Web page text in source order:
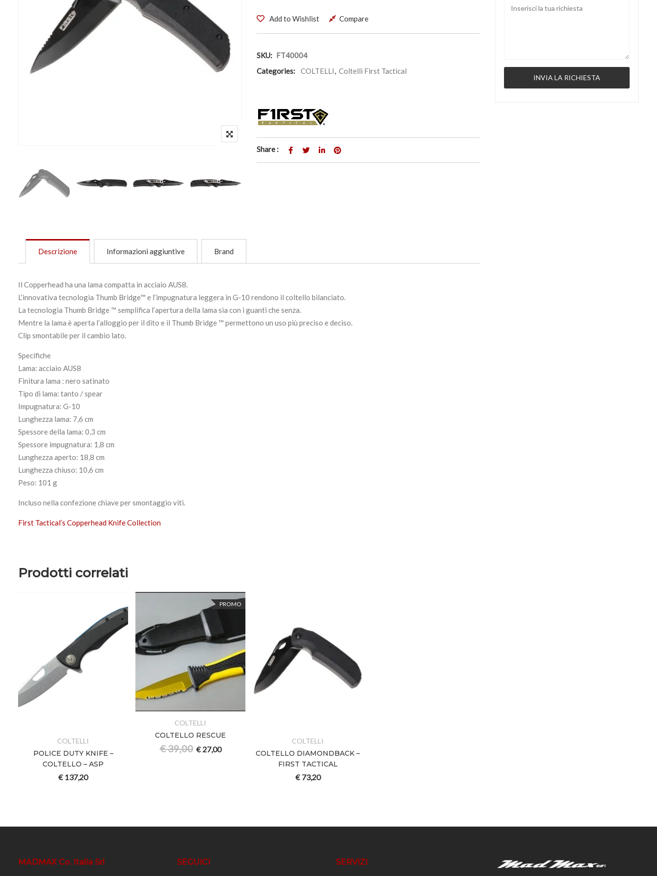
Add to Wishlist Compare
SKU: FT40004
Categories:
COLTELLI, Coltelli First Tactical
Share :
Descrizione Informazioni aggiuntive Brand
Il Copperhead ha una lama compatta in acciaio AUS8.
L’innovativa tecnologia Thumb Bridge™ e l’impugnatura leggera in G-10 rendono il coltello bilanciato.
La tecnologia Thumb Bridge ™ semplifica l’apertura della lama sia con i guanti che senza.
Mentre la lama è aperta l’alloggio per il dito e il Thumb Bridge ™ permettono un uso più preciso e deciso.
Clip smontabile per il cambio lato.
Specifiche
Lama: acciaio AUS8
Finitura lama : nero satinato
Tipo di lama: tanto / spear
Impugnatura: G-10
Lunghezza lama: 7,6 cm
Spessore della lama: 0,3 cm
Spessore impugnatura: 1,8 cm
Lunghezza aperto: 18,8 cm
Lunghezza chiuso: 10,6 cm
Peso: 101 g
Incluso nella confezione chiave per smontaggio viti.
First Tactical’s Copperhead Knife Collection
Prodotti correlati
COLTELLI
POLICE DUTY KNIFE –
COLTELLO – ASP
€ 137,20
PROMO
COLTELLI
COLTELLO RESCUE
€39,00 €27,00
COLTELLI
COLTELLO DIAMONDBACK –
FIRST TACTICAL
€73,20
MADMAX Co. Italia Srl SEGUICI SERVIZI